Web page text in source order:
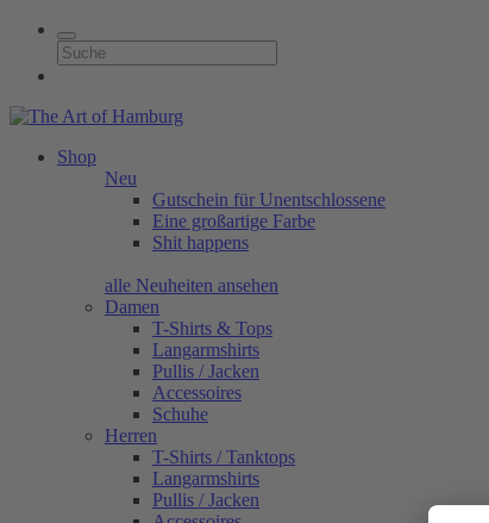
Shop
Neu
Gutschein für Unentschlossene
Eine großartige Farbe
Shit happens
alle Neuheiten ansehen
Damen
T-Shirts & Tops
Langarmshirts
Pullis / Jacken
Accessoires
Schuhe
Herren
T-Shirts / Tanktops
Langarmshirts
Pullis / Jacken